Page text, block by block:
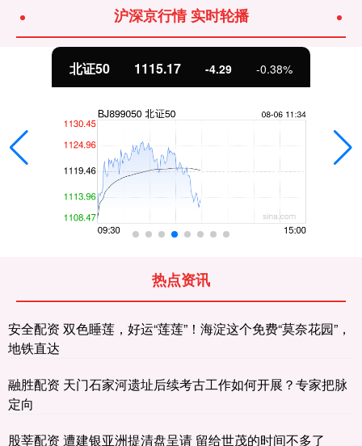
沪深京行情 实时轮播
北证50 1115.17 -4.29 -0.38%
热点资讯
安全配资 双色睡莲，好运“莲莲”！海淀这个免费“莫奈花园”，
地铁直达
融胜配资 天门石家河遗址后续考古工作如何开展？专家把脉
定向
股莘配资 遭建银亚洲提清盘呈请 留给世茂的时间不多了